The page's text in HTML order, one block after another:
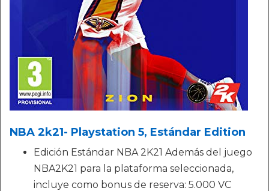
NBA 2k21- Playstation 5, Estándar Edition
Edición Estándar NBA 2K21 Además del juego
NBA2K21 para la plataforma seleccionada,
incluye como bonus de reserva: 5.000 VC